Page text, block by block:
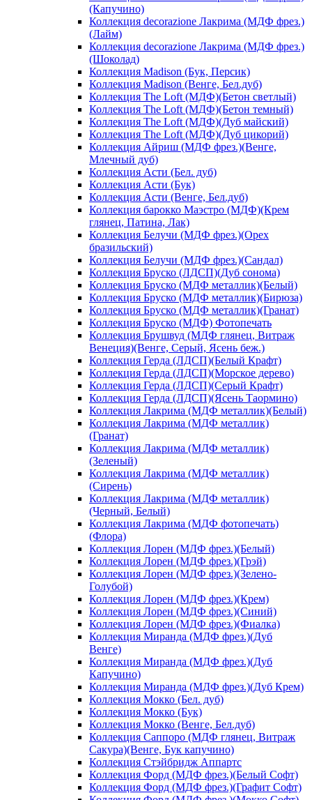
(Капучино)
Коллекция decorazione Лакрима (МДФ фрез.)
(Лайм)
Коллекция decorazione Лакрима (МДФ фрез.)
(Шоколад)
Коллекция Madison (Бук, Персик)
Коллекция Madison (Венге, Бел.дуб)
Коллекция The Loft (МДФ)(Бетон светлый)
Коллекция The Loft (МДФ)(Бетон темный)
Коллекция The Loft (МДФ)(Дуб майский)
Коллекция The Loft (МДФ)(Дуб цикорий)
Коллекция Айриш (МДФ фрез.)(Венге,
Млечный дуб)
Коллекция Асти (Бел. дуб)
Коллекция Асти (Бук)
Коллекция Асти (Венге, Бел.дуб)
Коллекция барокко Маэстро (МДФ)(Крем
глянец, Патина, Лак)
Коллекция Белучи (МДФ фрез.)(Орех
бразильский)
Коллекция Белучи (МДФ фрез.)(Сандал)
Коллекция Бруско (ЛДСП)(Дуб сонома)
Коллекция Бруско (МДФ металлик)(Белый)
Коллекция Бруско (МДФ металлик)(Бирюза)
Коллекция Бруско (МДФ металлик)(Гранат)
Коллекция Бруско (МДФ) Фотопечать
Коллекция Брушвуд (МДФ глянец, Витраж
Венеция)(Венге, Серый, Ясень беж.)
Коллекция Герда (ЛДСП)(Белый Крафт)
Коллекция Герда (ЛДСП)(Морское дерево)
Коллекция Герда (ЛДСП)(Серый Крафт)
Коллекция Герда (ЛДСП)(Ясень Таормино)
Коллекция Лакрима (МДФ металлик)(Белый)
Коллекция Лакрима (МДФ металлик)
(Гранат)
Коллекция Лакрима (МДФ металлик)
(Зеленый)
Коллекция Лакрима (МДФ металлик)
(Сирень)
Коллекция Лакрима (МДФ металлик)
(Черный, Белый)
Коллекция Лакрима (МДФ фотопечать)
(Флора)
Коллекция Лорен (МДФ фрез.)(Белый)
Коллекция Лорен (МДФ фрез.)(Грэй)
Коллекция Лорен (МДФ фрез.)(Зелено-
Голубой)
Коллекция Лорен (МДФ фрез.)(Крем)
Коллекция Лорен (МДФ фрез.)(Синий)
Коллекция Лорен (МДФ фрез.)(Фиалка)
Коллекция Миранда (МДФ фрез.)(Дуб
Венге)
Коллекция Миранда (МДФ фрез.)(Дуб
Капучино)
Коллекция Миранда (МДФ фрез.)(Дуб Крем)
Коллекция Мокко (Бел. дуб)
Коллекция Мокко (Бук)
Коллекция Мокко (Венге, Бел.дуб)
Коллекция Саппоро (МДФ глянец, Витраж
Сакура)(Венге, Бук капучино)
Коллекция Стэйбридж Аппартс
Коллекция Форд (МДФ фрез.)(Белый Софт)
Коллекция Форд (МДФ фрез.)(Графит Софт)